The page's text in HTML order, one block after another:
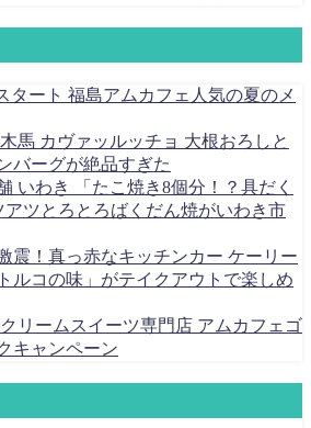
タート 福島アムカフェ人気の夏のメ
馬 カヴァッルッチョ 大根おろしと
バーグが絶品すぎた
いわき 「たこ焼き8個分！？具だく
アツとろとろばくだん焼がいわき市
震！真っ赤なキッチンカー ケーリー
ルコの味」がテイクアウトで楽しめ
リームスイーツ専門店 アムカフェゴ
キャンペーン